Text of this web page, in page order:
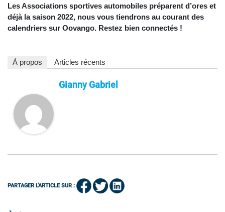
Les Associations sportives automobiles préparent d’ores et
déjà la saison 2022, nous vous tiendrons au courant des
calendriers sur Oovango. Restez bien connectés !
À propos Articles récents
Gianny Gabriel
PARTAGER L'ARTICLE SUR :